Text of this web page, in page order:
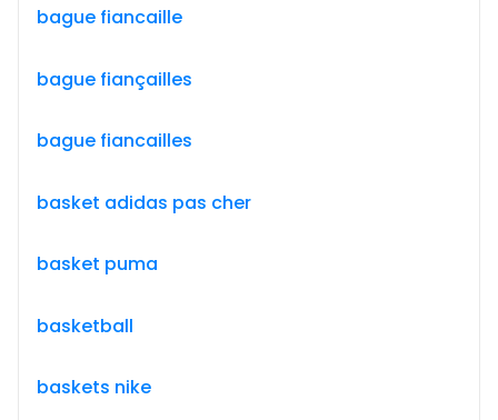
bague fiancaille
bague fiançailles
bague fiancailles
basket adidas pas cher
basket puma
basketball
baskets nike